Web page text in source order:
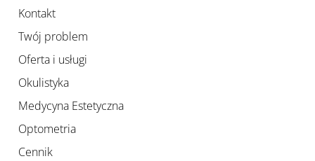
Kontakt
Twój problem
Oferta i usługi
Okulistyka
Medycyna Estetyczna
Optometria
Cennik